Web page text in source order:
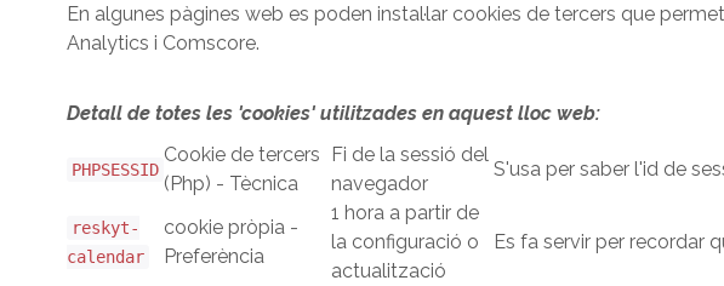
En algunes pàgines web es poden instal·lar cookies de tercers que
Analytics i Comscore.
Detall de totes les 'cookies' utilitzades en aquest lloc web:
PHPSESSID
Cookie de tercers
(Php) - Tècnica
Fi de la sessió del
navegador
S'usa per saber l'id de
reskyt-
calendar
cookie pròpia -
Preferència
1 hora a partir de
la configuració o
actualització
Es fa servir per recordar